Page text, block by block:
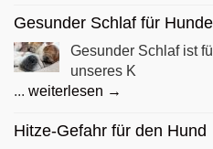
Gesunder Schlaf für
Gesunder Schlaf ist
unseres K
... weiterlesen →
Hitze-Gefahr für den Hund